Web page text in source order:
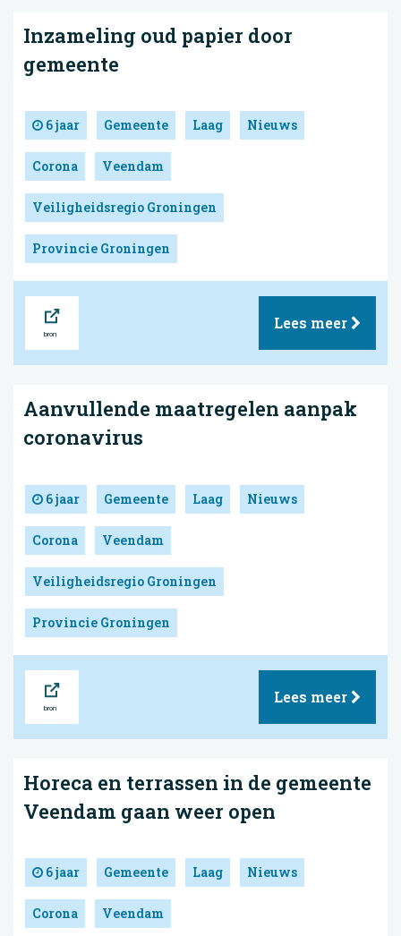
Inzameling oud papier door
gemeente
6 jaar Gemeente Laag Nieuws
Corona Veendam
Veiligheidsregio Groningen
Provincie Groningen
Lees meer
Aanvullende maatregelen aanpak
coronavirus
6 jaar Gemeente Laag Nieuws
Corona Veendam
Veiligheidsregio Groningen
Provincie Groningen
Lees meer
Horeca en terrassen in de gemeente
Veendam gaan weer open
6 jaar Gemeente Laag Nieuws
Corona Veendam